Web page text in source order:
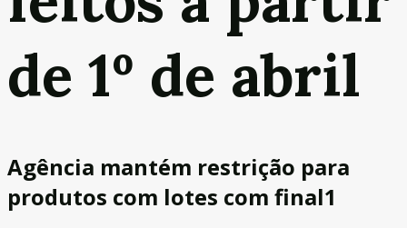
de 1º de abril
Agência mantém restrição para
produtos com lotes com final1